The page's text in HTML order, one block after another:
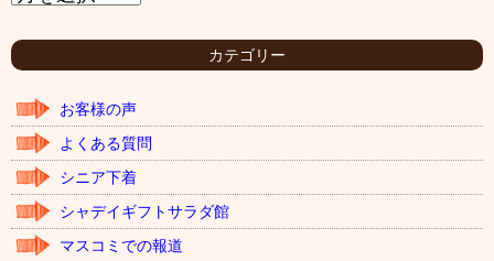
ー
イ
カテゴリー
お客様の声
よくある質問
シニア下着
シャデイギフトサラダ館
マスコミでの報道